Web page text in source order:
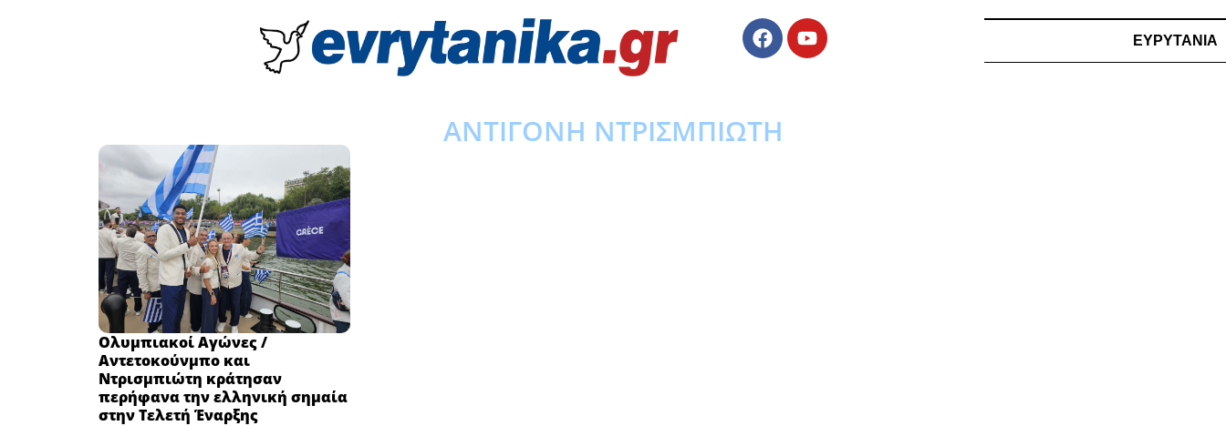
ΕΥΡΥΤΑΝΙΑ
ΑΝΤΙΓΟΝΗ ΝΤΡΙΣΜΠΙΩΤΗ
Ολυμπιακοί Αγώνες /
Αντετοκούνμπο και
Ντρισμπιώτη κράτησαν
περήφανα την ελληνική σημαία
στην Τελετή Έναρξης